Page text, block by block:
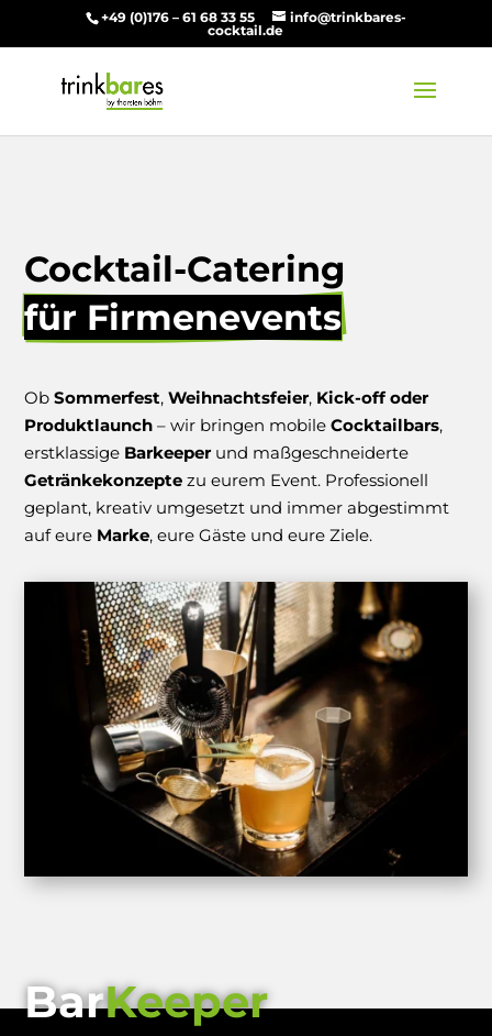
+49 (0)176 – 61 68 33 55
info@trinkbares-
cocktail.de
Cocktail-Catering
für Firmenevents
ObSommerfest,Weihnachtsfeier, Kick-off oder
Produktlaunch – wir bringen mobileCocktailbars,
erstklassige Barkeeper und maßgeschneiderte
Getränkekonzepte zu eurem Event. Professionell
geplant, kreativ umgesetzt und immer abgestimmt
auf eure Marke, eure Gäste und eure Ziele.
BarKeeper